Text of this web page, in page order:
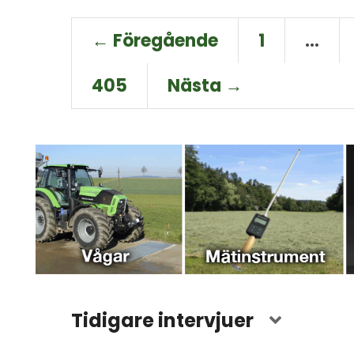
← Föregående 1
…
405
Nästa →
Tidigare intervjuer